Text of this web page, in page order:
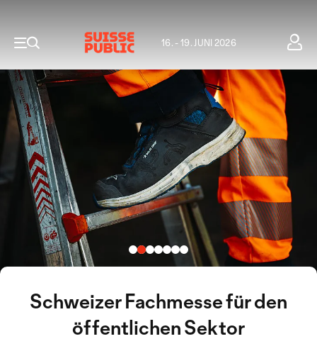
16. - 19. JUNI 2026
Schweizer Fachmesse für den
öffentlichen Sektor